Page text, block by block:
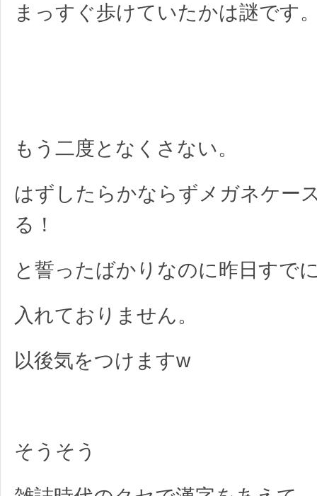
まっすぐ歩けていたかは謎です
もう二度となくさない。
はずしたらかならずメガネケー
る！
と誓ったばかりなのに昨日すで
入れておりません。
以後気をつけますw
そうそう